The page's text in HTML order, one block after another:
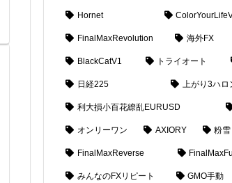
Hornet
FinalMaxRevolution 海外FX
BlackCatV1 トライオート
日経225 上がり3ハロ
利大損小百花繚乱EURUSD
オンリーワン AXIORY 粉雪
FinalMaxReverse
みんなのFXリピート GMO手動